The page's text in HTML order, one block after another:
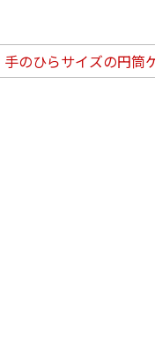
のひらサイズの円